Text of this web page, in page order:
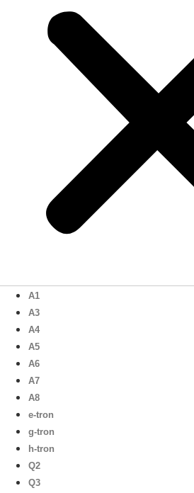
A1
A3
A4
A5
A6
A7
A8
e-tron
g-tron
h-tron
Q2
Q3